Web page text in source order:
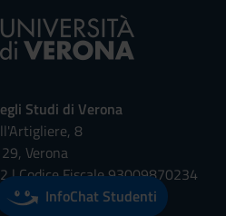
Studi di Verona
8
Verona
| Codice Fiscale 93009870234
InfoChat Studenti